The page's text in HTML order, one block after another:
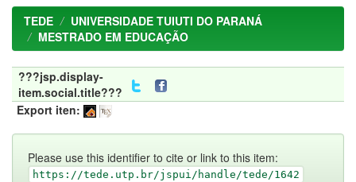
TEDE
UNIVERSIDADE TUIUTI DO PARANÁ
MESTRADO EM EDUCAÇÃO
???jsp.display-
item.social.title???
Export iten:
Please use this identifier to cite or link to this item:
https://tede.utp.br/jspui/handle/tede/1642